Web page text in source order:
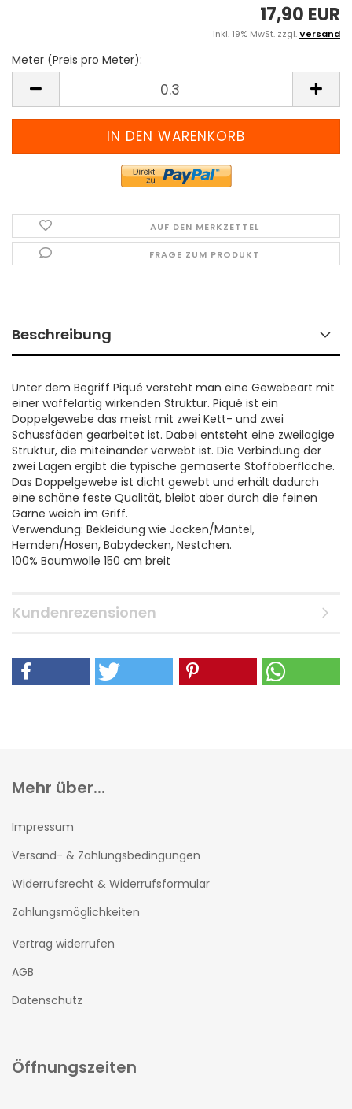
17,90 EUR
inkl. 19% MwSt. zzgl.Versand
Meter (Preis pro Meter):
(Preis
pro
AUF DEN MERKZETTEL
FRAGE ZUM PRODUKT
Beschreibung
Unter dem Begriff Piqué versteht man eine Gewebeart mit
einer waffelartig wirkenden Struktur. Piqué ist ein
Doppelgewebe das meist mit zwei Kett- und zwei
Schussfäden gearbeitet ist. Dabei entsteht eine zweilagige
Struktur, die miteinander verwebt ist. Die Verbindung der
zwei Lagen ergibt die typische gemaserte Stoffoberfläche.
Das Doppelgewebe ist dicht gewebt und erhält dadurch
eine schöne feste Qualität, bleibt aber durch die feinen
Garne weich im Griff.
Verwendung: Bekleidung wie Jacken/Mäntel,
Hemden/Hosen, Babydecken, Nestchen.
100% Baumwolle 150 cm breit
Kundenrezensionen
Mehr über...
Impressum
Versand- & Zahlungsbedingungen
Widerrufsrecht & Widerrufsformular
Zahlungsmöglichkeiten
Vertrag widerrufen
AGB
Datenschutz
Öffnungszeiten